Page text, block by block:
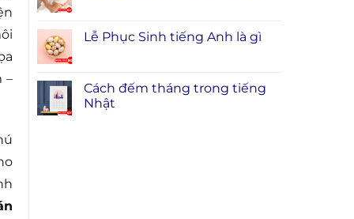
–
Lễ Phục Sinh tiếng Anh là gì
Cách đếm tháng trong tiếng
Nhật